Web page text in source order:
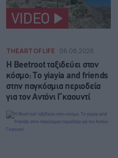
VIDEO
THE ART OF LIFE 06.08.2026
Η Beetroot ταξιδεύει στον
κόσμο: Το yiayia and friends
στην παγκόσμια περιοδεία
για τον Αντόνι Γκαουντί